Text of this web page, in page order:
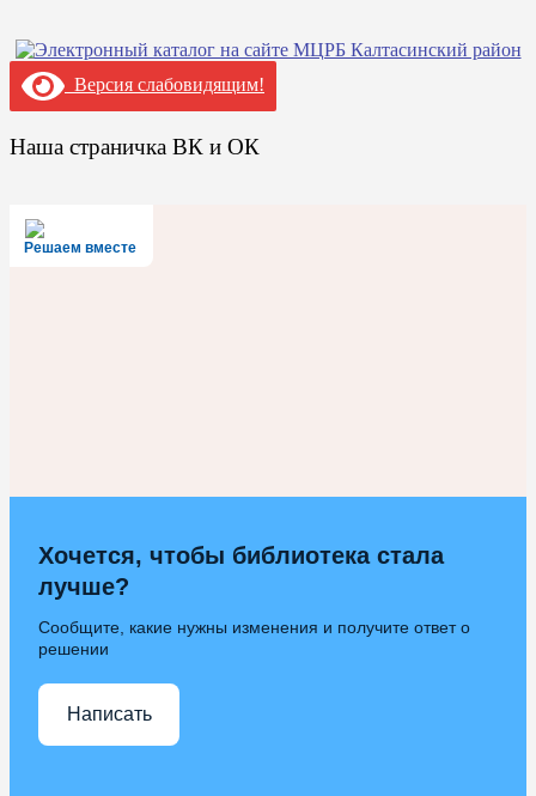
Версия слабовидящим!
Наша страничка ВК и ОК
Решаем вместе
Хочется, чтобы библиотека стала
лучше?
Сообщите, какие нужны изменения и получите ответ о
решении
Написать